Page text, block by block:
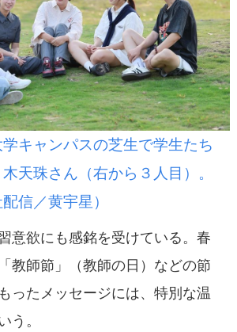
学キャンパスの芝生で学生たち
天珠さん（右から３人目）。
信／黄宇星）
意欲にも感銘を受けている。春
教師節」（教師の日）などの節
ったメッセージには、特別な温
う。